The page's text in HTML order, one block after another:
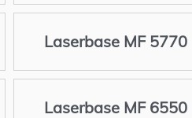
Laserbase MF 5770
Laserbase MF 6550